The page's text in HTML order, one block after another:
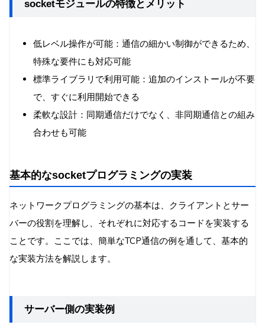
socketモジュールの特徴とメリット
低レベル操作が可能：通信の細かい制御ができるため、
特殊な要件にも対応可能
標準ライブラリで利用可能：追加のインストールが不要
で、すぐに利用開始できる
柔軟な設計：同期通信だけでなく、非同期通信との組み
合わせも可能
基本的なsocketプログラミングの実装
ネットワークプログラミングの基本は、クライアントとサー
バーの役割を理解し、それぞれに対応するコードを実装する
ことです。ここでは、簡単なTCP通信の例を通して、基本的
な実装方法を解説します。
サーバー側の実装例